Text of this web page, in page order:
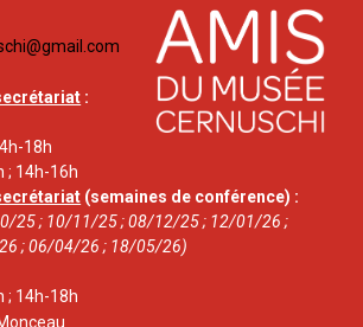
:
18h
; 14h-16h
(semaines de conférence) :
25 ; 10/11/25 ; 08/12/25 ; 12/01/26 ;
; 06/04/26 ; 18/05/26)
; 14h-18h